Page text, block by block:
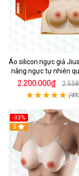
Áo silicon ngực giả
nâng ngực tự nhiên
2.200.000₫
-33%
Hot
5